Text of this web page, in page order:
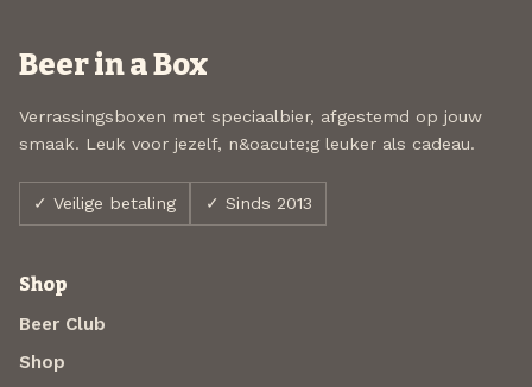
Beer in a Box
Verrassingsboxen met speciaalbier, afgestemd op jouw
smaak. Leuk voor jezelf, n&oacute;g leuker als cadeau.
✓ Veilige betaling ✓ Sinds 2013
Shop
Beer Club
Shop